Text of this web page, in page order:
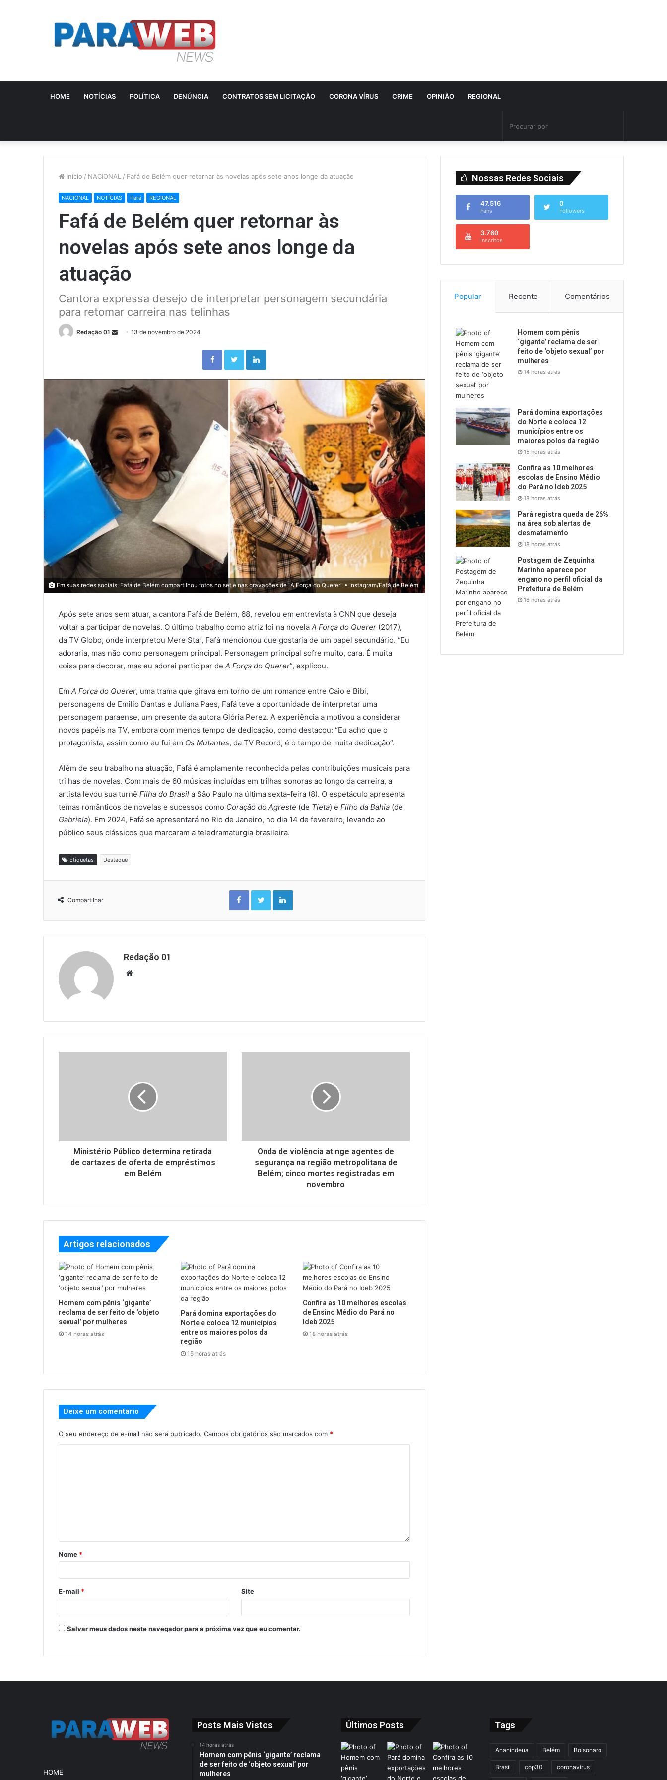
HOME NOTÍCIAS POLÍTICA DENÚNCIA CONTRATOS SEM LICITAÇÃO CORONA VÍRUS CRIME OPINIÃO REGIONAL
Início / NACIONAL / Fafá de Belém quer retornar às novelas após sete anos longe da atuação
NACIONAL NOTÍCIAS Pará REGIONAL
Fafá de Belém quer retornar às
novelas após sete anos longe da
atuação
Cantora expressa desejo de interpretar personagem secundária
para retomar carreira nas telinhas
Redação 01
Send13 de novembro de 2024
FacebookTwitterLinkedin
Em suas redes sociais, Fafá de Belém compartilhou fotos no set e nas gravações de "A Força do Querer" • Instagram/Fafá de Belém
Após sete anos sem atuar, a cantora Fafá de Belém, 68, revelou em entrevista à CNN que deseja
voltar a participar de novelas. O último trabalho como atriz foi na novela A Força do Querer (2017),
da TV Globo, onde interpretou Mere Star, Fafá mencionou que gostaria de um papel secundário. “Eu
adoraria, mas não como personagem principal. Personagem principal sofre muito, cara. É muita
coisa para decorar, mas eu adorei participar de A Força do Querer”, explicou.
Em A Força do Querer, uma trama que girava em torno de um romance entre Caio e Bibi,
personagens de Emilio Dantas e Juliana Paes, Fafá teve a oportunidade de interpretar uma
personagem paraense, um presente da autora Glória Perez. A experiência a motivou a considerar
novos papéis na TV, embora com menos tempo de dedicação, como destacou: “Eu acho que o
protagonista, assim como eu fui em Os Mutantes, da TV Record, é o tempo de muita dedicação”.
Além de seu trabalho na atuação, Fafá é amplamente reconhecida pelas contribuições musicais para
trilhas de novelas. Com mais de 60 músicas incluídas em trilhas sonoras ao longo da carreira, a
artista levou sua turnê Filha do Brasil a São Paulo na última sexta-feira (8). O espetáculo apresenta
temas românticos de novelas e sucessos como Coração do Agreste (de Tieta) e Filho da Bahia (de
Gabriela). Em 2024, Fafá se apresentará no Rio de Janeiro, no dia 14 de fevereiro, levando ao
público seus clássicos que marcaram a teledramaturgia brasileira.
Etiquetas Destaque
Compartilhar
FacebookTwitterLinkedin
Redação 01
Website
Ministério Público determina retirada
de cartazes de oferta de empréstimos
em Belém
Onda de violência atinge agentes de
segurança na região metropolitana de
Belém; cinco mortes registradas em
novembro
Artigos relacionados
Homem com pênis ‘gigante’
reclama de ser feito de ‘objeto
sexual’ por mulheres
14 horas atrás
Pará domina exportações do
Norte e coloca 12 municípios
entre os maiores polos da
região
15 horas atrás
Confira as 10 melhores escolas
de Ensino Médio do Pará no
Ideb 2025
18 horas atrás
Deixe um comentário
O seu endereço de e-mail não será publicado. Campos obrigatórios são marcados com *
Nome *
E-mail * Site
Salvar meus dados neste navegador para a próxima vez que eu comentar.
Nossas Redes Sociais
47.516
Fans
0
Followers
3.760
Inscritos
Popular Recente Comentários
Homem com pênis
‘gigante’ reclama de ser
feito de ‘objeto sexual’ por
mulheres
14 horas atrás
Pará domina exportações
do Norte e coloca 12
municípios entre os
maiores polos da região
15 horas atrás
Confira as 10 melhores
escolas de Ensino Médio
do Pará no Ideb 2025
18 horas atrás
Pará registra queda de 26%
na área sob alertas de
desmatamento
18 horas atrás
Postagem de Zequinha
Marinho aparece por
engano no perfil oficial da
Prefeitura de Belém
18 horas atrás
HOME
Posts Mais Vistos
14 horas atrás
Homem com pênis ‘gigante’ reclama
de ser feito de ‘objeto sexual’ por
mulheres
Últimos Posts Tags
Ananindeua Belém Bolsonaro
Brasil cop30 coronavírus